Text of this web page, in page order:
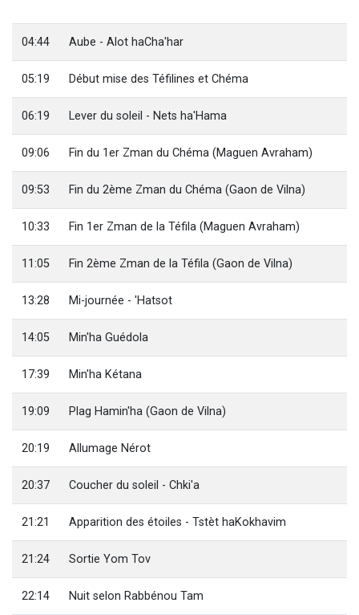
2 personnes viennent de faire un don pour Reloger Rivka, 6 enfants, victime de violences...
10 personnes viennent de demander une bénédiction
Il reste 49 places pour étudier en groupe sur Zoom
04:44 Aube - Alot haCha'har
05:19 Début mise des Téfilines et Chéma
06:19 Lever du soleil - Nets ha'Hama
09:06 Fin du 1er Zman du Chéma (Maguen Avraham)
09:53 Fin du 2ème Zman du Chéma (Gaon de Vilna)
10:33 Fin 1er Zman de la Téfila (Maguen Avraham)
11:05 Fin 2ème Zman de la Téfila (Gaon de Vilna)
13:28 Mi-journée - 'Hatsot
14:05 Min'ha Guédola
17:39 Min'ha Kétana
19:09 Plag Hamin'ha (Gaon de Vilna)
20:19 Allumage Nérot
20:37 Coucher du soleil - Chki'a
21:21 Apparition des étoiles - Tstèt haKokhavim
21:24 Sortie Yom Tov
22:14 Nuit selon Rabbénou Tam